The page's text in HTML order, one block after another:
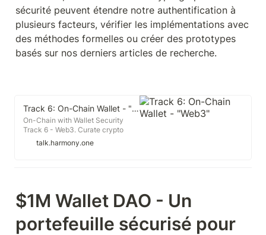
sécurité peuvent étendre notre authentification à
plusieurs facteurs, vérifier les implémentations avec
des méthodes formelles ou créer des prototypes
basés sur nos derniers articles de recherche.
Track 6: On-Chain Wallet - "Web3"
On-Chain with Wallet Security
Track 6 - Web3. Curate crypto
names + reputations + moments,
as DeFi dashboard + NFT gallery +
hackathon theme is On-Chain with
our social wallets and keyless
talk.harmony.one
$1M Wallet DAO - Un
portefeuille sécurisé pour